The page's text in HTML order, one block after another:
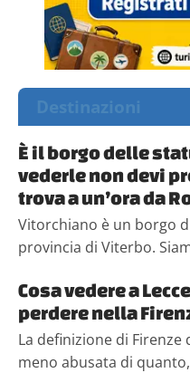
Destinazioni
È il borgo delle
vederle non devi
trova a un’ora da
Vitorchiano è un borgo
provincia di Viterbo.
Cosa vedere a
perdere nella
La definizione di
meno abusata di